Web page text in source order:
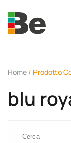
Skip to
Home / Prodotto
blu